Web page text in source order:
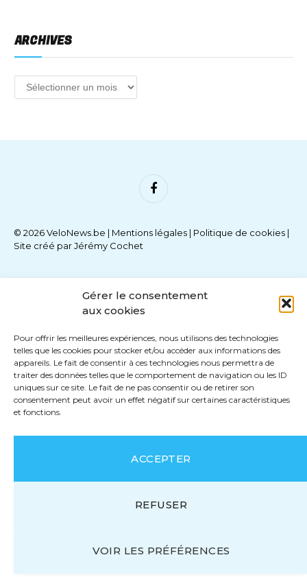
Gérer le consentement
aux cookies
Pour offrir les meilleures expériences, nous utilisons des technologies
telles que les cookies pour stocker et/ou accéder aux informations des
appareils. Le fait de consentir à ces technologies nous permettra de
traiter des données telles que le comportement de navigation ou les ID
uniques sur ce site. Le fait de ne pas consentir ou de retirer son
consentement peut avoir un effet négatif sur certaines caractéristiques
et fonctions.
ACCEPTER
REFUSER
VOIR LES PRÉFÉRENCES
ARCHIVES
Facebook
© 2026 VeloNews.be | Mentions légales | Politique de cookies |
Site créé parJérémy Cochet